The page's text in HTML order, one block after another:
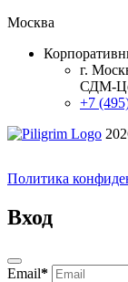
Москва
г.
СДМ-
+7
Политика
Вход
Email*